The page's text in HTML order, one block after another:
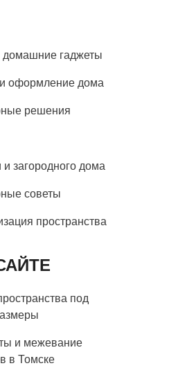
домашние гаджеты
оформление дома
решения
загородного дома
советы
пространства
под
и межевание
в Томске